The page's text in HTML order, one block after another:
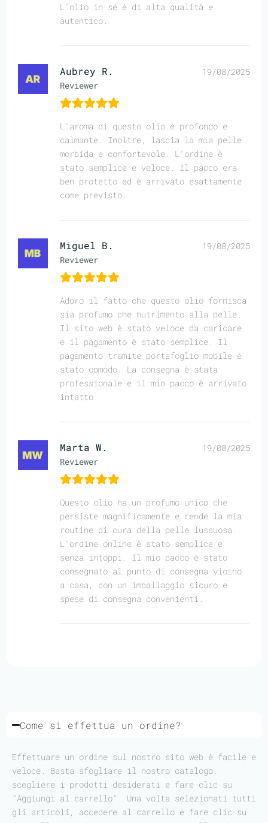
L'olio in sé è di alta qualità e
autentico.
Aubrey R.
Reviewer
19/08/2025
L'aroma di questo olio è profondo e
calmante. Inoltre, lascia la mia pelle
morbida e confortevole. L'ordine è
stato semplice e veloce. Il pacco era
ben protetto ed è arrivato esattamente
come previsto.
Miguel B.
Reviewer
19/08/2025
Adoro il fatto che questo olio fornisca
sia profumo che nutrimento alla pelle.
Il sito web è stato veloce da caricare
e il pagamento è stato semplice. Il
pagamento tramite portafoglio mobile è
stato comodo. La consegna è stata
professionale e il mio pacco è arrivato
intatto.
Marta W.
Reviewer
19/08/2025
Questo olio ha un profumo unico che
persiste magnificamente e rende la mia
routine di cura della pelle lussuosa.
L'ordine online è stato semplice e
senza intoppi. Il mio pacco è stato
consegnato al punto di consegna vicino
a casa, con un imballaggio sicuro e
spese di consegna convenienti.
Come si effettua un ordine?
Effettuare un ordine sul nostro sito web è facile e
veloce. Basta sfogliare il nostro catalogo,
scegliere i prodotti desiderati e fare clic su
"Aggiungi al carrello". Una volta selezionati tutti
gli articoli, accedere al carrello e fare clic su